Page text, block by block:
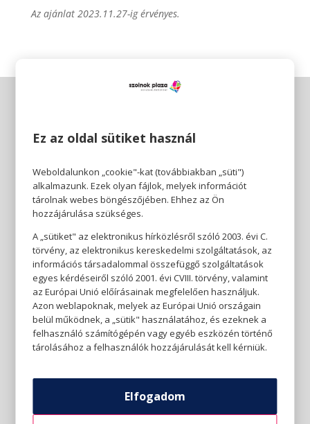
Az ajánlat 2023.11.27-ig érvényes.
Ez az oldal sütiket használ
Weboldalunkon „cookie"-kat (továbbiakban „süti")
alkalmazunk. Ezek olyan fájlok, melyek információt
tárolnak webes böngészőjében. Ehhez az Ön
hozzájárulása szükséges.
A „sütiket" az elektronikus hírközlésről szóló 2003. évi C.
törvény, az elektronikus kereskedelmi szolgáltatások, az
információs társadalommal összefüggő szolgáltatások
egyes kérdéseiről szóló 2001. évi CVIII. törvény, valamint
az Európai Unió előírásainak megfelelően használjuk.
Azon weblapoknak, melyek az Európai Unió országain
belül működnek, a „sütik" használatához, és ezeknek a
felhasználó számítógépén vagy egyéb eszközén történő
tárolásához a felhasználók hozzájárulását kell kérniük.
Elfogadom